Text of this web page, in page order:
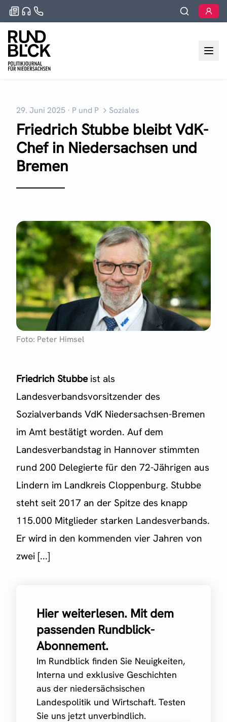
29. Juni 2025 · P und P Soziales
Friedrich Stubbe bleibt VdK-
Chef in Niedersachsen und
Bremen
Foto: Peter Himsel
Friedrich Stubbeist als
Landesverbandsvorsitzender des
Sozialverbands VdK Niedersachsen-Bremen
im Amt bestätigt worden. Auf dem
Landesverbandstag in Hannover stimmten
rund 200 Delegierte für den 72-Jährigen aus
Lindern im Landkreis Cloppenburg. Stubbe
steht seit 2017 an der Spitze des knapp
115.000 Mitglieder starken Landesverbands.
Er wird in den kommenden vier Jahren von
zwei [...]
Hier weiterlesen. Mit dem
passenden Rundblick-
Abonnement.
Im Rundblick finden Sie Neuigkeiten,
Interna und exklusive Geschichten
aus der niedersächsischen
Landespolitik und Wirtschaft. Testen
Sie uns jetzt unverbindlich.